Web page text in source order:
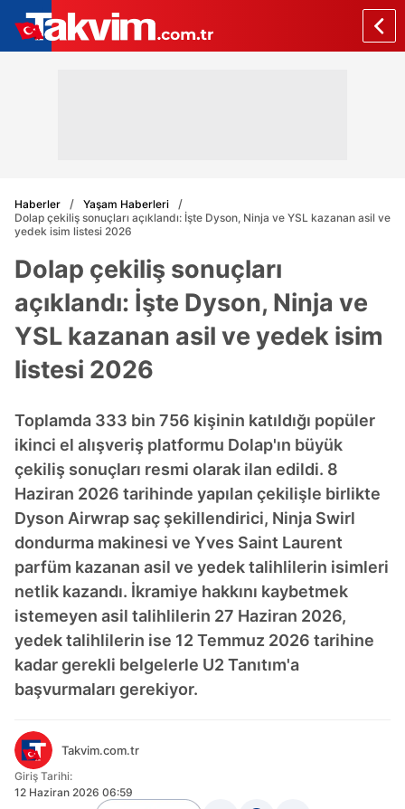
Haberler
Yaşam Haberleri
Dolap çekiliş sonuçları açıklandı: İşte Dyson, Ninja ve YSL kazanan asil ve
yedek isim listesi 2026
Dolap çekiliş sonuçları
açıklandı: İşte Dyson, Ninja ve
YSL kazanan asil ve yedek isim
listesi 2026
Toplamda 333 bin 756 kişinin katıldığı popüler
ikinci el alışveriş platformu Dolap'ın büyük
çekiliş sonuçları resmi olarak ilan edildi. 8
Haziran 2026 tarihinde yapılan çekilişle birlikte
Dyson Airwrap saç şekillendirici, Ninja Swirl
dondurma makinesi ve Yves Saint Laurent
parfüm kazanan asil ve yedek talihlilerin isimleri
netlik kazandı. İkramiye hakkını kaybetmek
istemeyen asil talihlilerin 27 Haziran 2026,
yedek talihlilerin ise 12 Temmuz 2026 tarihine
kadar gerekli belgelerle U2 Tanıtım'a
başvurmaları gerekiyor.
Takvim.com.tr
Giriş Tarihi:
12 Haziran 2026 06:59